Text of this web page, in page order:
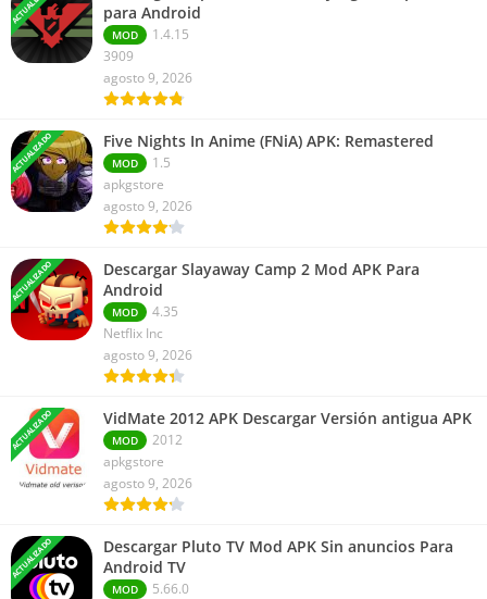
para Android
MOD
1.4.15
3909
agosto 9, 2026
ACTUALIZADO Five Nights In Anime (FNiA) APK: Remastered
MOD
1.5
apkgstore
agosto 9, 2026
ACTUALIZADO
Descargar Slayaway Camp 2 Mod APK Para
Android
MOD
4.35
Netflix Inc
agosto 9, 2026
ACTUALIZADO VidMate 2012 APK Descargar Versión antigua APK
MOD
2012
apkgstore
agosto 9, 2026
ACTUALIZADO
Descargar Pluto TV Mod APK Sin anuncios Para
Android TV
MOD
5.66.0